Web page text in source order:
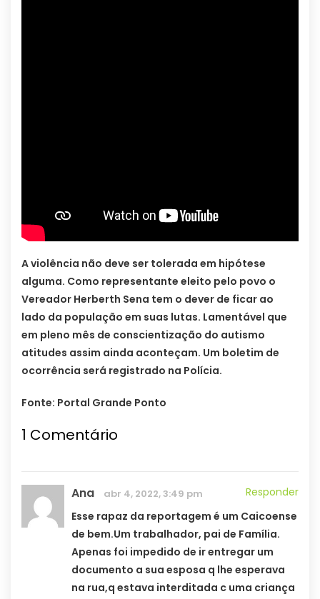
A violência não deve ser tolerada em hipótese
alguma. Como representante eleito pelo povo o
Vereador Herberth Sena tem o dever de ficar ao
lado da população em suas lutas. Lamentável que
em pleno mês de conscientização do autismo
atitudes assim ainda aconteçam. Um boletim de
ocorrência será registrado na Polícia.
Fonte: Portal Grande Ponto
1 Comentário
Ana abr 4, 2022, 3:49 pm
Responder
Esse rapaz da reportagem é um Caicoense
de bem.Um trabalhador, pai de Família.
Apenas foi impedido de ir entregar um
documento a sua esposa q lhe esperava
na rua,q estava interditada c uma criança